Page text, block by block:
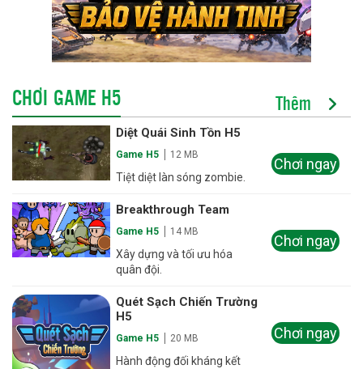
CHƠI GAME H5 Thêm
Diệt Quái Sinh Tồn H5
Game H5 12 MB
Tiệt diệt làn sóng zombie.
Chơi ngay
Breakthrough Team
Game H5 14 MB
Xây dựng và tối ưu hóa
quân đội.
Chơi ngay
Quét Sạch Chiến Trường
H5
Game H5 20 MB
Hành động đối kháng kết
Chơi ngay